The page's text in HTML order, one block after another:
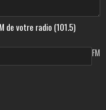
de votre radio (101.5)
FM